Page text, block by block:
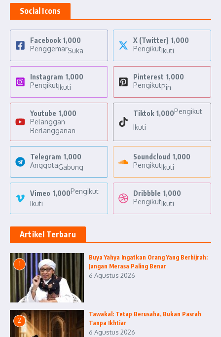
Social Icons
Facebook 1,000
PenggemarSuka
X (Twitter) 1,000
PengikutIkuti
Instagram 1,000
PengikutIkuti
Pinterest 1,000
PengikutPin
Youtube 1,000
Pelanggan
Berlangganan
Tiktok 1,000Pengikut
Ikuti
Telegram 1,000
AnggotaGabung
Soundcloud 1,000
PengikutIkuti
Vimeo 1,000Pengikut
Ikuti
Dribbble 1,000
PengikutIkuti
Artikel Terbaru
1
Buya Yahya Ingatkan Orang Yang Berhijrah:
Jangan Merasa Paling Benar
6 Agustus 2026
2
Tawakal: Tetap Berusaha, Bukan Pasrah
Tanpa Ikhtiar
6 Agustus 2026